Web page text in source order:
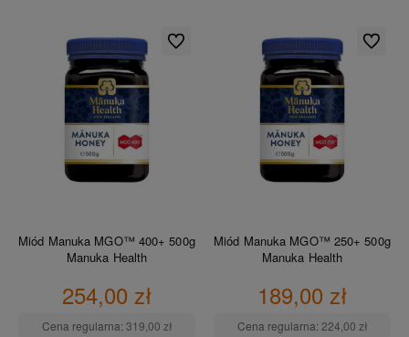
Miód Manuka MGO™ 400+ 500g
Manuka Health
254,00 zł
Cena regularna: 319,00 zł
Do ulubionych
Miód Manuka MGO™ 250+ 500g
Manuka Health
189,00 zł
Cena regularna: 224,00 zł
Do